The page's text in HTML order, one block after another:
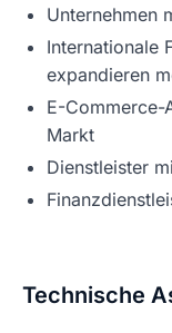
Unternehmen
Internationale
expandieren
E-Commerce-
Markt
Dienstleister
Technische